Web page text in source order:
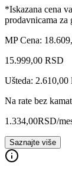
*Iskazana cena
prodavnicama za
MP Cena:
15.999,00 RSD
Ušteda: 2.610,00
Na rate bez
1.334,00RSD/
Saznajte više